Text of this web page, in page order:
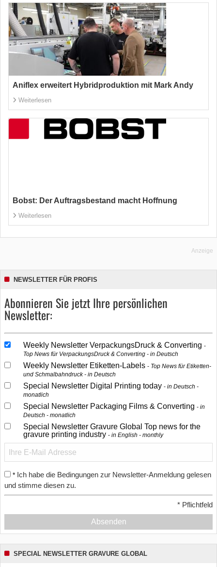
Aniflex erweitert Hybridproduktion mit Mark Andy
Weiterlesen
Bobst: Der Auftragsbestand macht Hoffnung
Weiterlesen
Anzeige
NEWSLETTER FÜR PROFIS
Abonnieren Sie jetzt Ihre persönlichen
Newsletter:
Weekly Newsletter VerpackungsDruck & Converting
Top News für VerpackungsDruck & Converting - in Deutsch
Weekly Newsletter Etiketten-Labels
Top News für Etiketten-
und Schmalbahndruck - in Deutsch
Special Newsletter Digital Printing today
in Deutsch -
monatlich
Special Newsletter Packaging Films & Converting
in
Deutsch - monatlich
Special Newsletter Gravure Global Top news for the
gravure printing industry
in English - monthly
* Ich habe die Bedingungen zur Newsletter-Anmeldung gelesen
und stimme diesen zu.
* Pflichtfeld
Absenden
SPECIAL NEWSLETTER GRAVURE GLOBAL